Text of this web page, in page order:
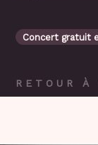
Concert gratuit
RETOUR À